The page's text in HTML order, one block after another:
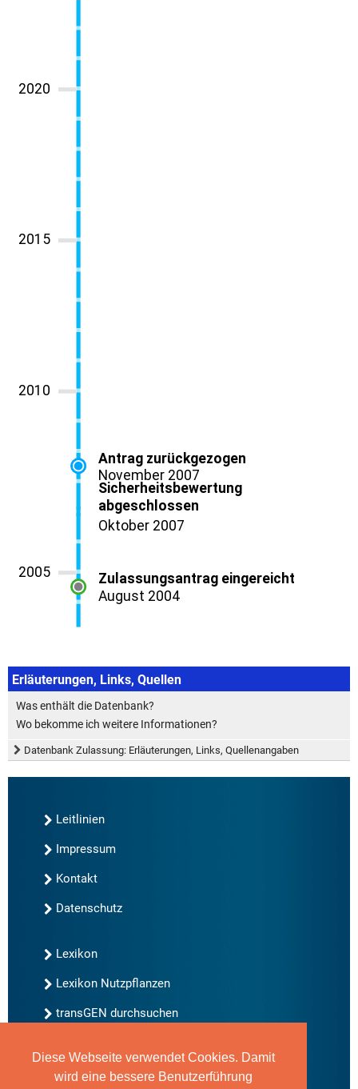
Diese Webseite verwendet Cookies. Damit
wird eine bessere Benutzerführung
Erläuterungen, Links, Quellen
Was enthält die Datenbank?
Wo bekomme ich weitere Informationen?
Datenbank Zulassung: Erläuterungen, Links, Quellenangaben
Leitlinien
Impressum
Kontakt
Datenschutz
Lexikon
Lexikon Nutzpflanzen
transGEN durchsuchen
Neu bei transGEN